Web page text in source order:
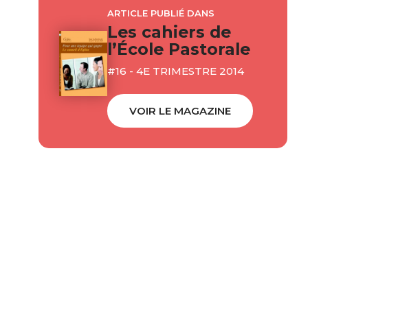
ARTICLE PUBLIÉ DANS
Les cahiers de
l’École Pastorale
#16 - 4E TRIMESTRE 2014
VOIR LE MAGAZINE